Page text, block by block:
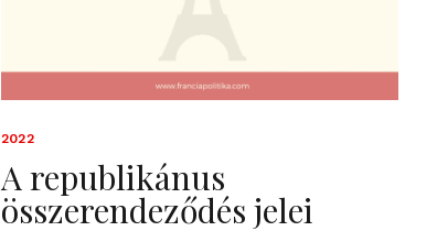
2022
A republikánus
összerendeződés jelei